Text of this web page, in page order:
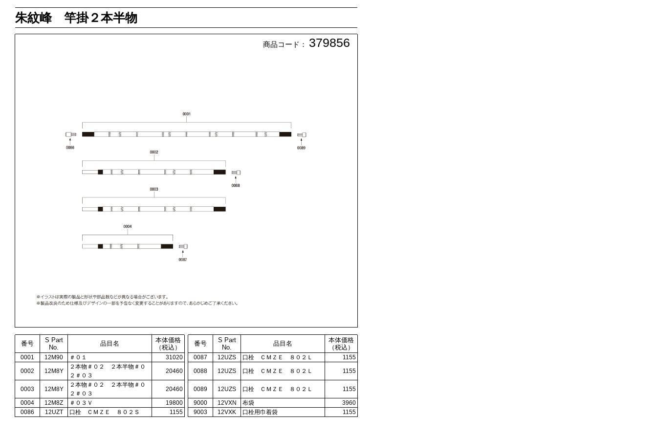
朱紋峰 竿掛２本半物
商品コード： 379856
番号
S Part
No.
品目名
本体価格
（税込）
番号
S Part
No.
品目名
本体価格
（税込）
0001 12M90 ＃０１ 31020 0087 12UZS 口栓 ＣＭＺＥ ８０２Ｌ
1155
0002
12M8Y
２本物＃０２ ２本半物＃０
２＃０３
20460 0088 12UZS 口栓 ＣＭＺＥ ８０２Ｌ 1155
0003 12M8Y
２本物＃０２ ２本半物＃０
２＃０３
20460 0089 12UZS 口栓 ＣＭＺＥ ８０２Ｌ
1155
0004
12M8Z ＃０３Ｖ 19800 9000 12VXN 布袋
3960
0086
12UZT 口栓 ＣＭＺＥ ８０２Ｓ 1155 9003 12VXK 口栓用巾着袋 1155